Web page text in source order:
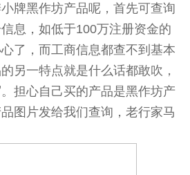
牌黑作坊产品呢，首先可查询
息，如低于100万注册资金的
了，而工商信息都查不到基本
另一特点就是什么话都敢吹，
担心自己买的产品是黑作坊产
图片发给我们查询，老行家马